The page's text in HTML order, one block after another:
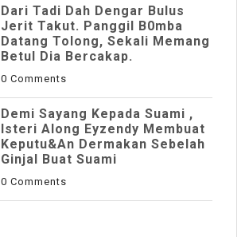
Dari Tadi Dah Dengar Bulus
Jerit Takut. Panggil B0mba
Datang Tolong, Sekali Memang
Betul Dia Bercakap.
0 Comments
Demi Sayang Kepada Suami ,
Isteri Along Eyzendy Membuat
Keputu&an Dermakan Sebelah
Ginjal Buat Suami
0 Comments